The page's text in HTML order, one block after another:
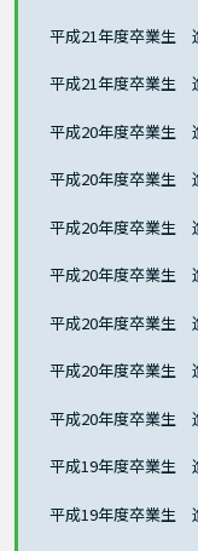
平成21年度卒業生
平成21年度卒業生
平成20年度卒業生
平成20年度卒業生
平成20年度卒業生
平成20年度卒業生
平成20年度卒業生
平成20年度卒業生
平成20年度卒業生
平成19年度卒業生
平成19年度卒業生